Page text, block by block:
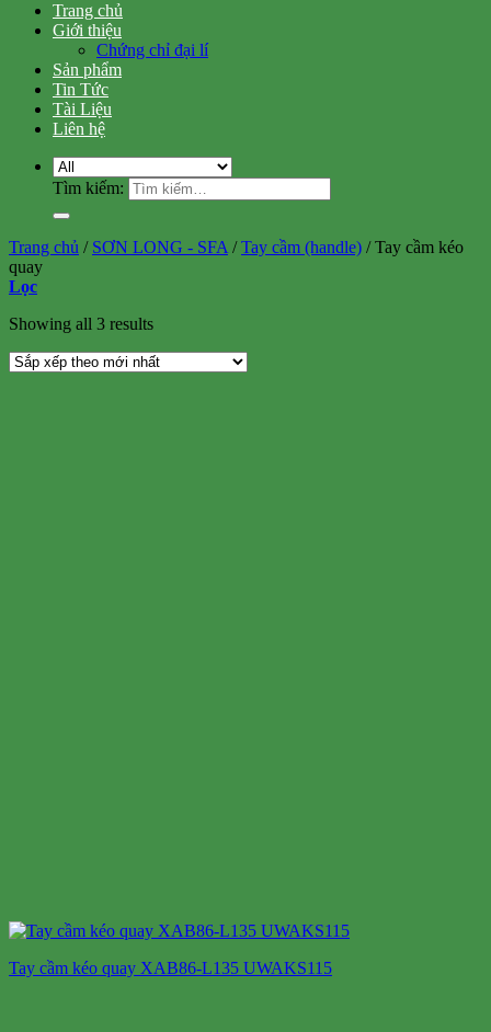
Trang chủ
Giới thiệu
Chứng chỉ đại lí
Sản phẩm
Tin Tức
Tài Liệu
Liên hệ
Tìm kiếm:
Trang chủ / SƠN LONG - SFA / Tay cầm (handle) /Tay cầm kéo
quay
Lọc
Showing all 3 results
Tay cầm kéo quay XAB86-L135 UWAKS115